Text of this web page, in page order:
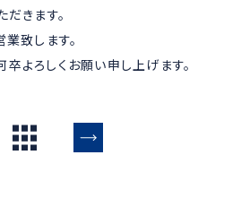
だきます。
致します。
よろしくお願い申し上げます。